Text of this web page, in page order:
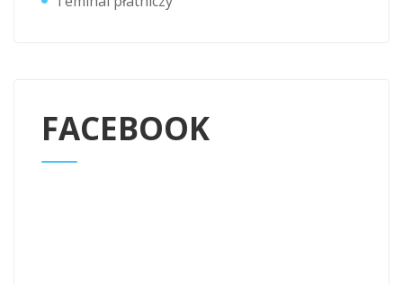
FACEBOOK